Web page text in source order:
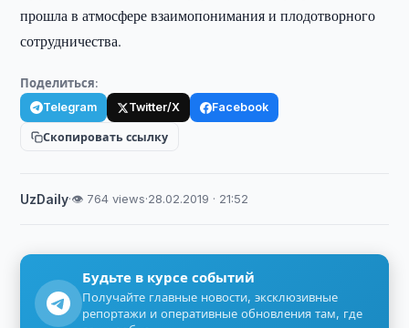
прошла в атмосфере взаимопонимания и плодотворного
сотрудничества.
Поделиться:
Telegram Twitter/X Facebook
Скопировать ссылку
UzDaily·👁 764 views·28.02.2019 · 21:52
Будьте в курсе событий
Получайте главные новости, эксклюзивные
репортажи и оперативные обновления там, где